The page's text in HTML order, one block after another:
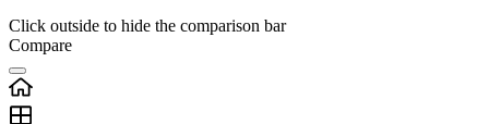
Click outside to hide the comparison bar
Compare